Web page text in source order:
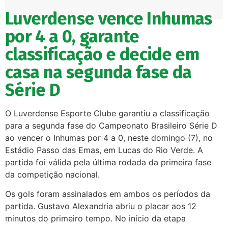
Luverdense vence Inhumas
por 4 a 0, garante
classificação e decide em
casa na segunda fase da
Série D
O Luverdense Esporte Clube garantiu a classificação
para a segunda fase do Campeonato Brasileiro Série D
ao vencer o Inhumas por 4 a 0, neste domingo (7), no
Estádio Passo das Emas, em Lucas do Rio Verde. A
partida foi válida pela última rodada da primeira fase
da competição nacional.
Os gols foram assinalados em ambos os períodos da
partida. Gustavo Alexandria abriu o placar aos 12
minutos do primeiro tempo. No início da etapa